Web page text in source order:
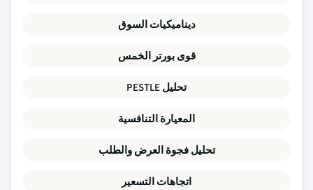
ديناميكيات السوق
قوى بورتر الخمس
تحليل PESTLE
المعيارة التنافسية
تحليل فجوة العرض والطلب
اتجاهات التسعير